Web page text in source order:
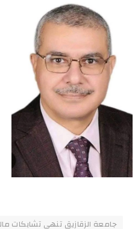
جامعة الزقازيق تنهي تشابكات